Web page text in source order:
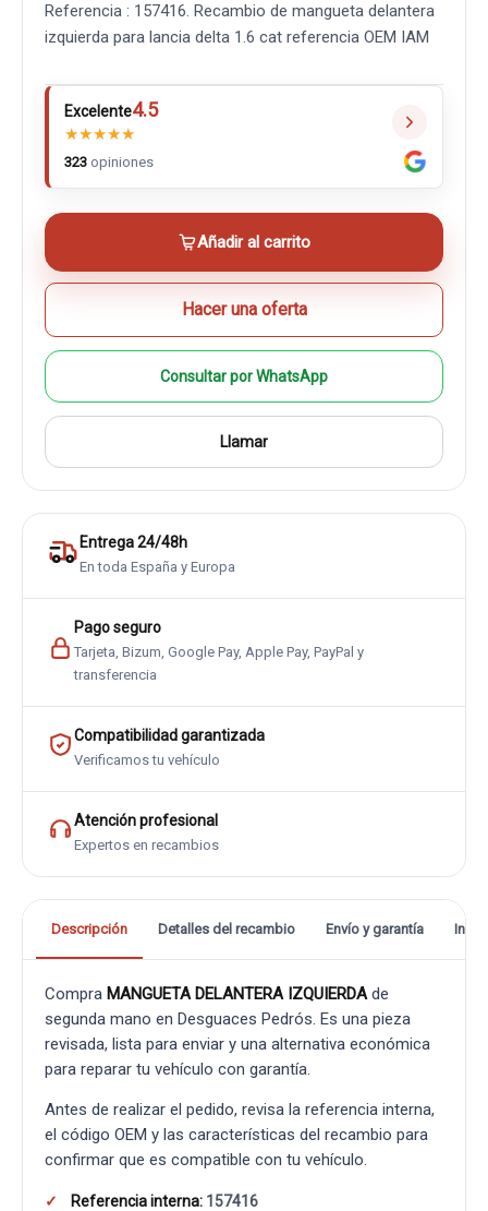
Referencia : 157416. Recambio de mangueta delantera
izquierda para lancia delta 1.6 cat referencia OEM IAM
Excelente4.5
★★★★★
323 opiniones
Añadir al carrito
Hacer una oferta
Consultar por WhatsApp
Llamar
Entrega 24/48h
En toda España y Europa
Pago seguro
Tarjeta, Bizum, Google Pay, Apple Pay, PayPal y
transferencia
Compatibilidad garantizada
Verificamos tu vehículo
Atención profesional
Expertos en recambios
Descripción Detalles del recambio Envío y garantía
Compra MANGUETA DELANTERA IZQUIERDAde
segunda mano en Desguaces Pedrós. Es una pieza
revisada, lista para enviar y una alternativa económica
para reparar tu vehículo con garantía.
Antes de realizar el pedido, revisa la referencia interna,
el código OEM y las características del recambio para
confirmar que es compatible con tu vehículo.
Referencia interna: 157416